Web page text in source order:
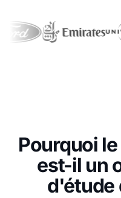
Pourquoi
est-il un
d'étude